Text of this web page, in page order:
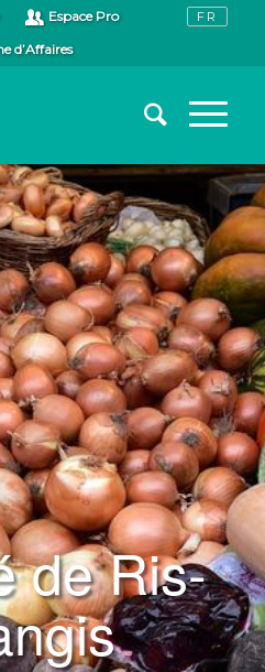
Espace Pro
d’Affaires
de Ris-